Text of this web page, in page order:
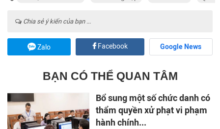
Chia sẻ ý kiến của bạn ...
Zalo Facebook Google News
BẠN CÓ THỂ QUAN TÂM
Bổ sung một số chức danh có
thẩm quyền xử phạt vi phạm
hành chính...